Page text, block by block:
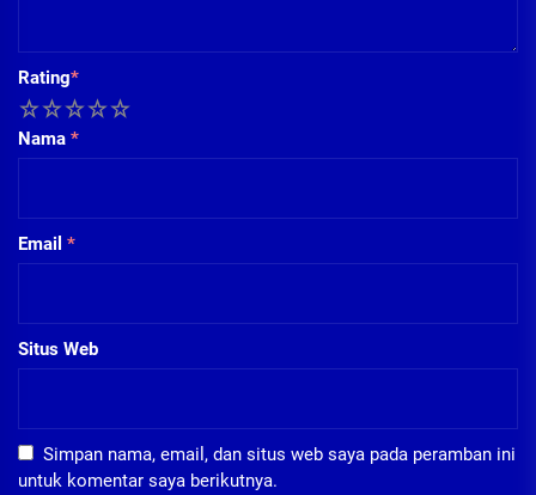
Rating*
5
4
3
2
Nama *
Email *
Situs Web
Simpan nama, email, dan situs web saya pada peramban ini
untuk komentar saya berikutnya.